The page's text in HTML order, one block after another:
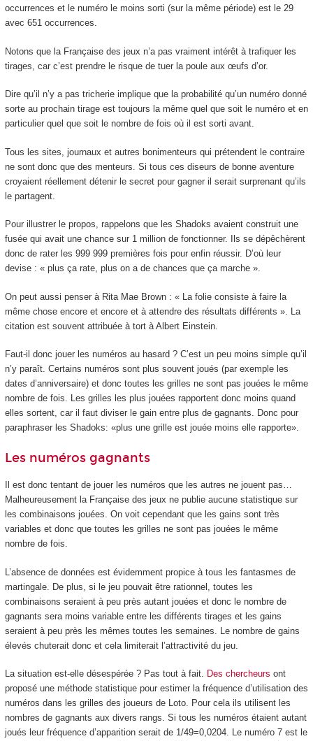
occurrences et le numéro le moins sorti (sur la même période) est le 29
avec 651 occurrences.
Notons que la Française des jeux n’a pas vraiment intérêt à trafiquer les
tirages, car c’est prendre le risque de tuer la poule aux œufs d’or.
Dire qu’il n’y a pas tricherie implique que la probabilité qu’un numéro donné
sorte au prochain tirage est toujours la même quel que soit le numéro et en
particulier quel que soit le nombre de fois où il est sorti avant.
Tous les sites, journaux et autres bonimenteurs qui prétendent le contraire
ne sont donc que des menteurs. Si tous ces diseurs de bonne aventure
croyaient réellement détenir le secret pour gagner il serait surprenant qu’ils
le partagent.
Pour illustrer le propos, rappelons que les Shadoks avaient construit une
fusée qui avait une chance sur 1 million de fonctionner. Ils se dépêchèrent
donc de rater les 999 999 premières fois pour enfin réussir. D’où leur
devise : « plus ça rate, plus on a de chances que ça marche ».
On peut aussi penser à Rita Mae Brown : « La folie consiste à faire la
même chose encore et encore et à attendre des résultats différents ». La
citation est souvent attribuée à tort à Albert Einstein.
Faut-il donc jouer les numéros au hasard ? C’est un peu moins simple qu’il
n’y paraît. Certains numéros sont plus souvent joués (par exemple les
dates d’anniversaire) et donc toutes les grilles ne sont pas jouées le même
nombre de fois. Les grilles les plus jouées rapportent donc moins quand
elles sortent, car il faut diviser le gain entre plus de gagnants. Donc pour
paraphraser les Shadoks: «plus une grille est jouée moins elle rapporte».
Les numéros gagnants
Il est donc tentant de jouer les numéros que les autres ne jouent pas…
Malheureusement la Française des jeux ne publie aucune statistique sur
les combinaisons jouées. On voit cependant que les gains sont très
variables et donc que toutes les grilles ne sont pas jouées le même
nombre de fois.
L’absence de données est évidemment propice à tous les fantasmes de
martingale. De plus, si le jeu pouvait être rationnel, toutes les
combinaisons seraient à peu près autant jouées et donc le nombre de
gagnants sera moins variable entre les différents tirages et les gains
seraient à peu près les mêmes toutes les semaines. Le nombre de gains
élevés chuterait donc et cela limiterait l’attractivité du jeu.
La situation est-elle désespérée ? Pas tout à fait. Des chercheurs ont
proposé une méthode statistique pour estimer la fréquence d’utilisation des
numéros dans les grilles des joueurs de Loto. Pour cela ils utilisent les
nombres de gagnants aux divers rangs. Si tous les numéros étaient autant
joués leur fréquence d’apparition serait de 1/49=0,0204. Le numéro 7 est le